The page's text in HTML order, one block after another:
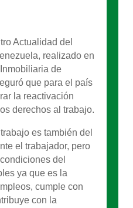
Actualidad del
realizado en
de
que para el país
la reactivación
derechos al trabajo.
es también del
el trabajador, pero
del
ya que es la
cumple con
con la